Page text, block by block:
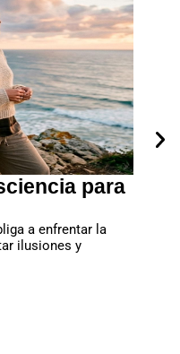
para
a enfrentar la
ilusiones y